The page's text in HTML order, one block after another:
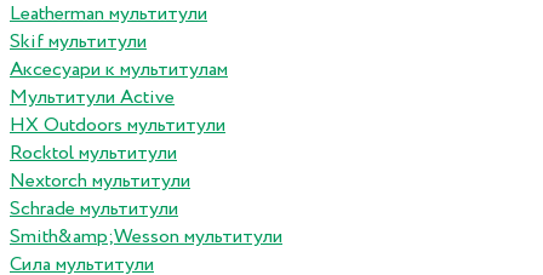
Leatherman мультитули
Skif мультитули
Аксесуари к мультитулам
Мультитули Active
HX Outdoors мультитули
Rocktol мультитули
Nextorch мультитули
Schrade мультитули
Smith&amp;Wesson мультитули
Сила мультитули